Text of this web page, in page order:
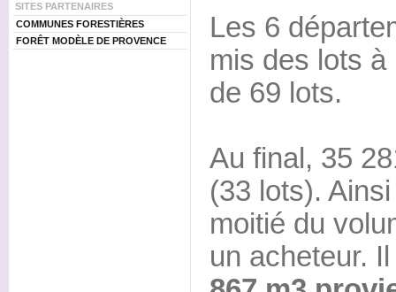
SITES PARTENAIRES
COMMUNES FORESTIÈRES
FORÊT MODÈLE DE PROVENCE
Les 6
mis des lots
de 69 lots.
Au final, 35
(33 lots).
moitié du
un acheteur.